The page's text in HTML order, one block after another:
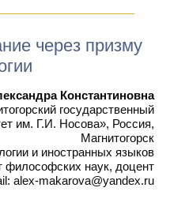
через призму
Константиновна
государственный
им. Г.И. Носова», Россия,
Магнитогорск
и иностранных языков
философских наук, доцент
alex-makarova@yandex.ru